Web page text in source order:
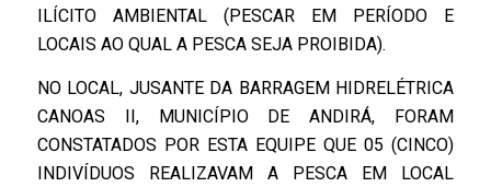
ILÍCITO AMBIENTAL (PESCAR EM PERÍODO E
LOCAIS AO QUAL A PESCA SEJA PROIBIDA).
NO LOCAL, JUSANTE DA BARRAGEM HIDRELÉTRICA
CANOAS II, MUNICÍPIO DE ANDIRÁ, FORAM
CONSTATADOS POR ESTA EQUIPE QUE 05 (CINCO)
INDIVÍDUOS REALIZAVAM A PESCA EM LOCAL